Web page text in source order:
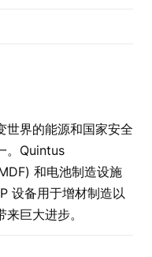
世界的能源和国家安全
。Quintus
和电池制造设施
设备用于增材制造以
巨大进步。